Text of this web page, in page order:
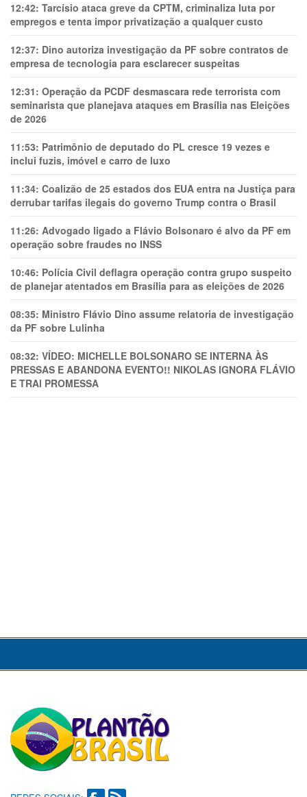
12:42: Tarcísio ataca greve da CPTM, criminaliza luta por
empregos e tenta impor privatização a qualquer custo
12:37: Dino autoriza investigação da PF sobre contratos de
empresa de tecnologia para esclarecer suspeitas
12:31: Operação da PCDF desmascara rede terrorista com
seminarista que planejava ataques em Brasília nas Eleições
de 2026
11:53: Patrimônio de deputado do PL cresce 19 vezes e
inclui fuzis, imóvel e carro de luxo
11:34: Coalizão de 25 estados dos EUA entra na Justiça para
derrubar tarifas ilegais do governo Trump contra o Brasil
11:26: Advogado ligado a Flávio Bolsonaro é alvo da PF em
operação sobre fraudes no INSS
10:46: Polícia Civil deflagra operação contra grupo suspeito
de planejar atentados em Brasília para as eleições de 2026
08:35: Ministro Flávio Dino assume relatoria de investigação
da PF sobre Lulinha
08:32: VÍDEO: MICHELLE BOLSONARO SE INTERNA ÀS
PRESSAS E ABANDONA EVENTO!! NIKOLAS IGNORA FLÁVIO
E TRAl PROMESSA